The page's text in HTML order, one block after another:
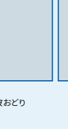
どり